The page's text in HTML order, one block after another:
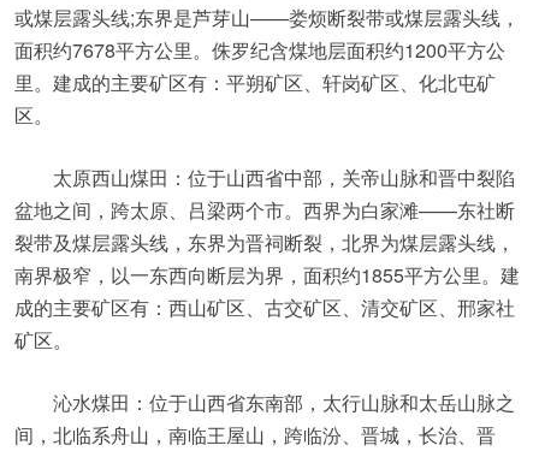
或煤层露头线;东界是芦芽山——娄烦断裂带或煤层露头线，
面积约7678平方公里。侏罗纪含煤地层面积约1200平方公
里。建成的主要矿区有：平朔矿区、轩岗矿区、化北屯矿
区。
太原西山煤田：位于山西省中部，关帝山脉和晋中裂陷
盆地之间，跨太原、吕梁两个市。西界为白家滩——东社断
裂带及煤层露头线，东界为晋祠断裂，北界为煤层露头线，
南界极窄，以一东西向断层为界，面积约1855平方公里。建
成的主要矿区有：西山矿区、古交矿区、清交矿区、邢家社
矿区。
沁水煤田：位于山西省东南部，太行山脉和太岳山脉之
间，北临系舟山，南临王屋山，跨临汾、晋城，长治、晋